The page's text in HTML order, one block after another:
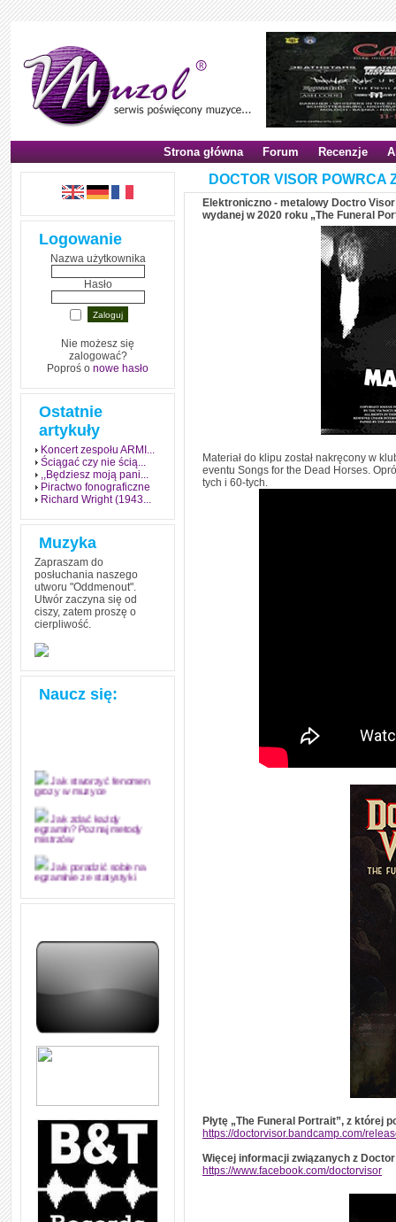
Strona główna Forum Recenzje
Logowanie
Nazwa użytkownika
Hasło
Nie możesz się
zalogować?
Poproś o nowe hasło
Ostatnie
artykuły
Koncert zespołu ARMI...
Ściągać czy nie ścią...
,,Będziesz moją pani...
Piractwo fonograficzne
Richard Wright (1943...
Muzyka
Zapraszam do
posłuchania naszego
utworu "Oddmenout".
Utwór zaczyna się od
ciszy, zatem proszę o
cierpliwość.
Naucz się:
Jak stworzyć fenomen
grozy w muzyce
Jak zdać każdy
egzamin? Poznaj metody
mistrzów
Jak poradzić sobie na
egzaminie ze statystyki
Jak napisać
edytorsko piękną pracę
dyplomową i ją z sukcesem
Jak nie powtarzać w
kółko tych samych błędów w
W jaki sposób 1000
formuł konwersacyjnych
pozwoli Ci opanować język
Angielskie przyimki
praktycznych przykładach,
dzięki którym łatwiej je
zapamiętasz
W końcu ktoś po ludzku i
zrozumiale wytłumaczył, na
czym polega mowa zależna
(reported speech) w języku
angielskim
DOCTOR VISOR POWRCA
Elektroniczno - metalowy Doctro
wydanej w 2020 roku „The Funeral
Materiał do klipu został nakręcony w
eventu Songs for the Dead Horses.
tych i 60-tych.
Płytę „The Funeral Portrait”, z której
https://doctorvisor.bandcamp.com/
Więcej informacji związanych z
https://www.facebook.com/doctorvisor